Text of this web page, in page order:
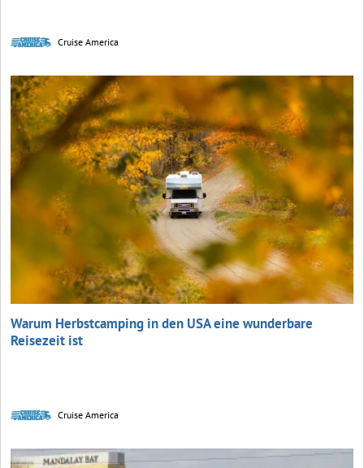
Cruise America
Warum Herbstcamping in den USA eine wunderbare
Reisezeit ist
Cruise America